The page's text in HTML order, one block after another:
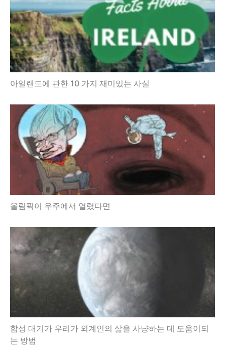
아일랜드에 관한 10 가지 재미있는 사실
올림픽이 우주에서 열렸다면
합성 대기가 우리가 외계인의 삶을 사냥하는 데 도움이되
는 방법